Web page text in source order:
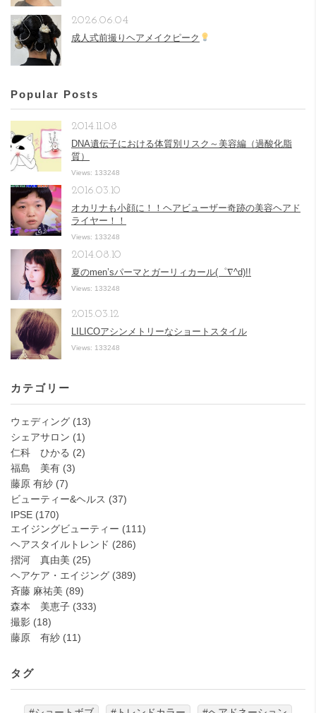
成人式前撮りヘアメイクピーク
2026.06.04
Popular Posts
DNA遺伝子における体質別リスク～美容編（過酸化脂
質）
2014.11.08
Views: 133248
オカリナも小顔に！！ヘアビューザー奇跡の美容ヘアド
ライヤー！！
2016.03.10
Views: 133248
夏のmen’sパーマとガーリィカール(゜∇^d)!!
2014.08.10
Views: 133248
LILICOアシンメトリーなショートスタイル
2015.03.12
Views: 133248
カテゴリー
ウェディング (13)
シェアサロン (1)
仁科 ひかる (2)
福島 美有 (3)
藤原 有紗 (7)
ビューティー&ヘルス (37)
IPSE (170)
エイジングビューティー (111)
ヘアスタイルトレンド (286)
摺河 真由美 (25)
ヘアケア・エイジング (389)
斉藤 麻祐美 (89)
森本 美恵子 (333)
撮影 (18)
藤原 有紗 (11)
タグ